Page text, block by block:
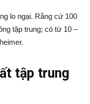
lo ngại. Rằng cứ 100
tập trung; có từ 10 –
tập trung